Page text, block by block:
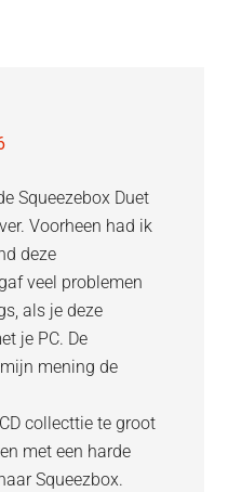
Squeezebox Duet
Voorheen had ik
deze
veel problemen
als je deze
je PC. De
mening de
collecttie te groot
met een harde
Squeezbox.